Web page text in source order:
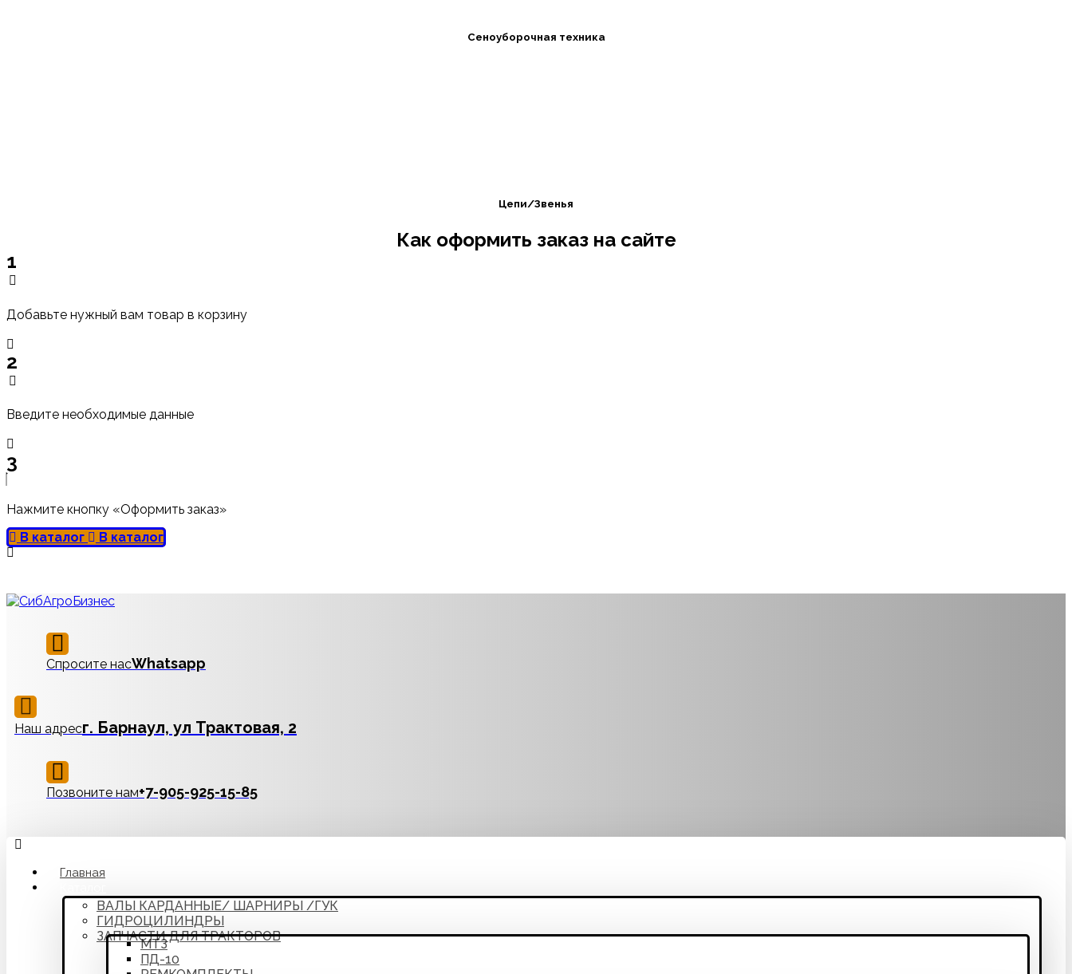
Сеноуборочная техника
Цепи/Звенья
Как оформить заказ на сайте
1
Добавьте нужный вам товар в корзину
2
Введите необходимые данные
3
Нажмите кнопку «Оформить заказ»
В каталог
В каталог
Спросите насWhatsapp
Наш адресг. Барнаул, ул Трактовая, 2
Позвоните нам‪+7-905-925-15-85
Главная
ВАЛЫ КАРДАННЫЕ/ ШАРНИРЫ /ГУК
ГИДРОЦИЛИНДРЫ
ЗАПЧАСТИ ДЛЯ ТРАКТОРОВ
МТЗ
ПД-10